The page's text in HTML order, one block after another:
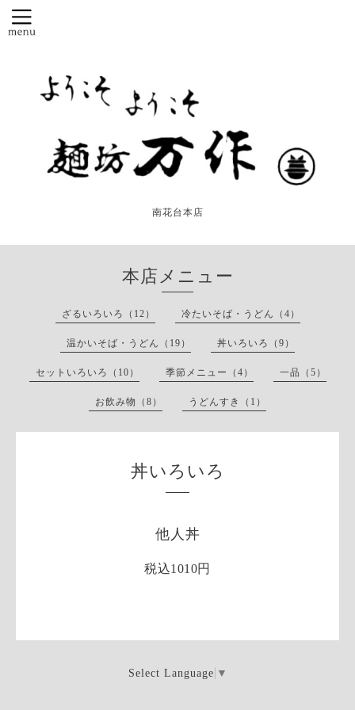
南花台本店
本店メニュー
ざるいろいろ（12） 冷たいそば・うどん（4）
温かいそば・うどん（19） 丼いろいろ（9）
セットいろいろ（10） 季節メニュー（4） 一品（5）
お飲み物（8） うどんすき（1）
丼いろいろ
他人丼
税込1010円
Select Language ▼